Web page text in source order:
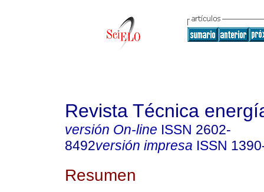
Revista Técnica
versión On-line ISSN 2602-
8492versión impresa ISSN
Resumen